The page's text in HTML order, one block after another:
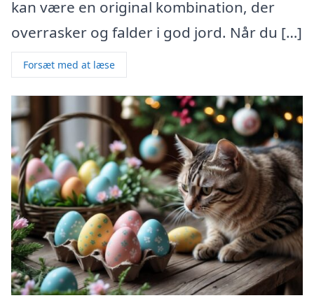
kan være en original kombination, der
overrasker og falder i god jord. Når du […]
Forsæt med at læse